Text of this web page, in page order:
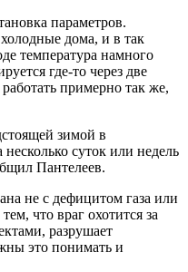
параметров.
дома, и в так
температура намного
где-то через две
примерно так же,
зимой в
суток или недель
Пантелеев.
не с дефицитом газа или
что враг охотится за
разрушает
это понимать и